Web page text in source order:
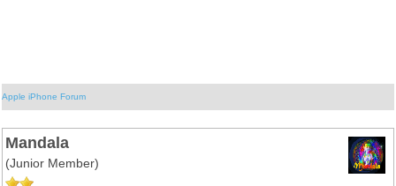
Apple iPhone Forum
Mandala
(Junior Member)